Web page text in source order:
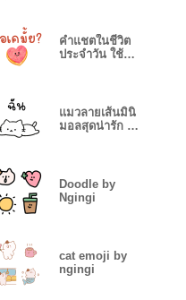
คำแชตในชีวิต
ประจำวัน ใช้
แมวลายเส้นมินิ
มอลสุดน่ารัก ใช้
Doodle by
Ngingi
cat emoji by
ngingi